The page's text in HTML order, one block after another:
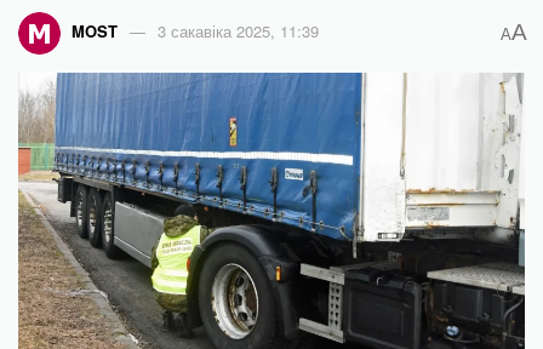
MOST 3 сакавіка 2025, 11:39 AA